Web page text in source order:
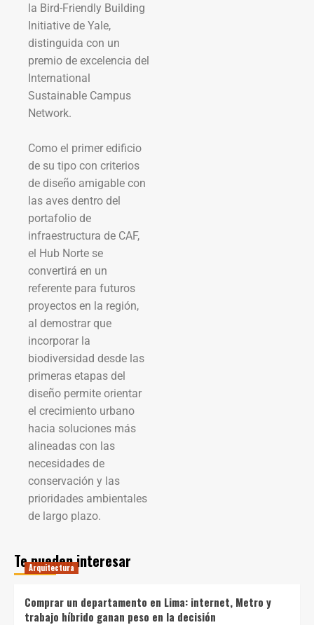
la Bird-Friendly Building
Initiative de Yale,
distinguida con un
premio de excelencia del
International
Sustainable Campus
Network.
Como el primer edificio
de su tipo con criterios
de diseño amigable con
las aves dentro del
portafolio de
infraestructura de CAF,
el Hub Norte se
convertirá en un
referente para futuros
proyectos en la región,
al demostrar que
incorporar la
biodiversidad desde las
primeras etapas del
diseño permite orientar
el crecimiento urbano
hacia soluciones más
alineadas con las
necesidades de
conservación y las
prioridades ambientales
de largo plazo.
Te pueden interesar
Arquitectura
Comprar un departamento en Lima: internet, Metro y
trabajo híbrido ganan peso en la decisión